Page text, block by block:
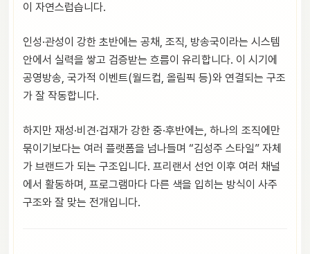
이 자연스럽습니다.
인성·관성이 강한 초반에는 공채, 조직, 방송국이라는 시스템
안에서 실력을 쌓고 검증받는 흐름이 유리합니다. 이 시기에
공영방송, 국가적 이벤트(월드컵, 올림픽 등)와 연결되는 구조
가 잘 작동합니다.
하지만 재성·비견·겁재가 강한 중·후반에는, 하나의 조직에만
묶이기보다는 여러 플랫폼을 넘나들며 “김성주 스타일” 자체
가 브랜드가 되는 구조입니다. 프리랜서 선언 이후 여러 채널
에서 활동하며, 프로그램마다 다른 색을 입히는 방식이 사주
구조와 잘 맞는 전개입니다.